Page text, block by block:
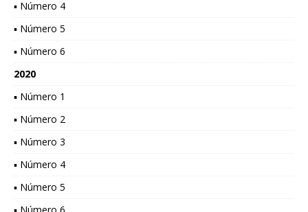
▪ Número 4
▪ Número 5
▪ Número 6
2020
▪ Número 1
▪ Número 2
▪ Número 3
▪ Número 4
▪ Número 5